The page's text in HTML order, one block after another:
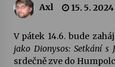
30. 7.
Veselí
30. 7.
Axl 15. 5. 2024
V pátek 14.6. bude
jako Dionysos: Setkání s
srdečně zve do